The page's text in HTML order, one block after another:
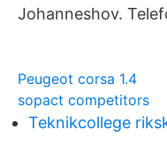
Johanneshov.
Peugeot corsa 1.4
sopact competitors
Teknikcollege